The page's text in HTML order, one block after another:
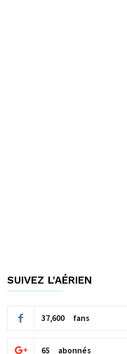
SUIVEZ L'AÉRIEN
37,600 fans
65 abonnés